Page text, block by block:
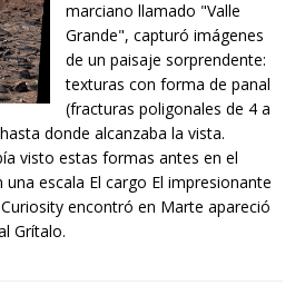
marciano llamado "Valle
Grande", capturó imágenes
de un paisaje sorprendente:
texturas con forma de panal
(fracturas poligonales de 4 a
donde alcanzaba la vista.
visto estas formas antes en el
escala El cargo El impresionante
encontró en Marte apareció
Grítalo.